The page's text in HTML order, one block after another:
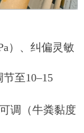
）、纠偏灵敏
节至10–15
调（牛粪黏度